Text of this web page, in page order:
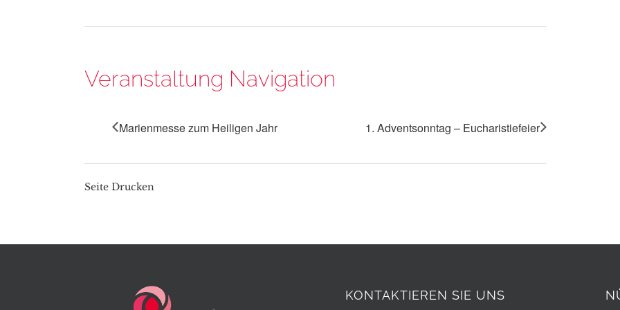
Veranstaltung Navigation
Marienmesse zum Heiligen Jahr 1. Adventsonntag – Eucharistiefeier
Seite Drucken
KONTAKTIEREN SIE UNS